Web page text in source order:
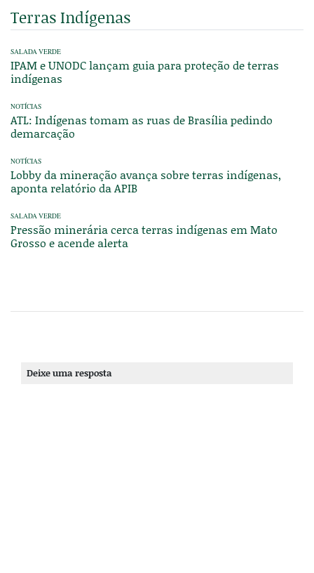
Terras Indígenas
SALADA VERDE
IPAM e UNODC lançam guia para proteção de terras
indígenas
NOTÍCIAS
ATL: Indígenas tomam as ruas de Brasília pedindo
demarcação
NOTÍCIAS
Lobby da mineração avança sobre terras indígenas,
aponta relatório da APIB
SALADA VERDE
Pressão minerária cerca terras indígenas em Mato
Grosso e acende alerta
Deixe uma resposta